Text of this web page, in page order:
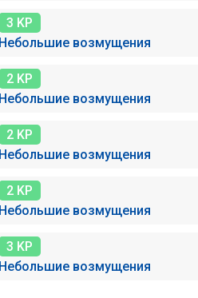
3 KP
Небольшие возмущения
2 KP
Небольшие возмущения
2 KP
Небольшие возмущения
2 KP
Небольшие возмущения
3 KP
Небольшие возмущения